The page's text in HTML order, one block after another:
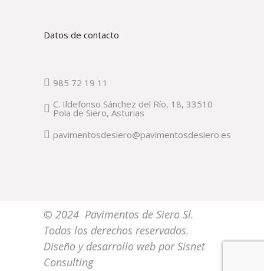
Datos de contacto
985 72 19 11
C. Ildefonso Sánchez del Río, 18, 33510
Pola de Siero, Asturias
pavimentosdesiero@pavimentosdesiero.es
© 2024 Pavimentos de Siero Sl.
Todos los derechos reservados.
Diseño y desarrollo web porSisnet
Consulting